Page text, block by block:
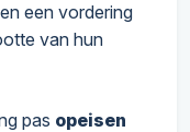
een vordering
van hun
pas opeisen